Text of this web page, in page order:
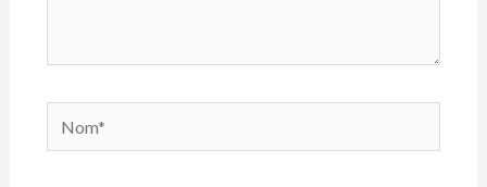
Nom*